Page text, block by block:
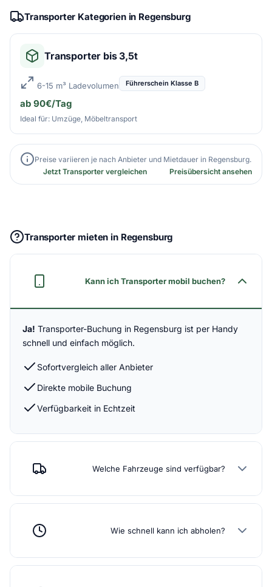
Transporter Kategorien in Regensburg
Transporter bis 3,5t
6-15 m³ Ladevolumen Führerschein Klasse B
ab 90€/Tag
Ideal für: Umzüge, Möbeltransport
Preise variieren je nach Anbieter und Mietdauer in Regensburg.
Jetzt Transporter vergleichen
Preisübersicht ansehen
Transporter mieten in Regensburg
Kann ich Transporter mobil buchen?
Ja! Transporter-Buchung in Regensburg ist per Handy
schnell und einfach möglich.
Sofortvergleich aller Anbieter
Direkte mobile Buchung
Verfügbarkeit in Echtzeit
Welche Fahrzeuge sind verfügbar?
Wie schnell kann ich abholen?